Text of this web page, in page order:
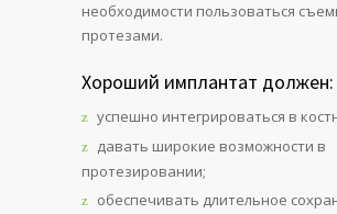
необходимости пользоваться
протезами.
Хороший имплантат должен:
успешно интегрироваться в
давать широкие возможности в
протезировании;
обеспечивать длительное